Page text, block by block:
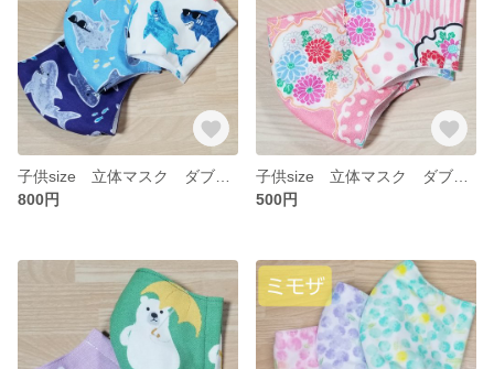
800円
500円